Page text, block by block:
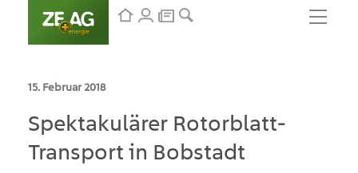
15. Februar 2018
Spektakulärer Rotorblatt-
Transport in Bobstadt